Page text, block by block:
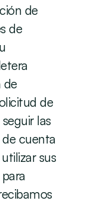
de
de
de
de
las
cuenta
sus